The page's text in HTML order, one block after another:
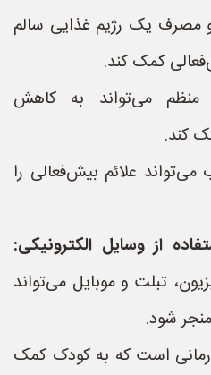
مصرف یک رژیم غذایی سالم
کمک کند.
منظم می‌تواند به کاهش
کند.
می‌تواند علائم بیش‌فعالی را
از وسایل الکترونیکی:
تبلت و موبایل می‌تواند
شود.
است که به کودک کمک